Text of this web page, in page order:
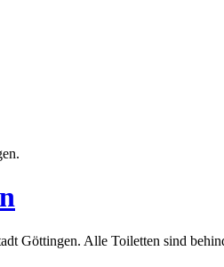
Göttingen. Alle Toiletten sind